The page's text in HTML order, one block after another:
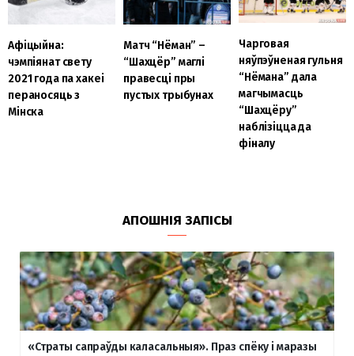
Афіцыйна:
чэмпіянат свету
2021 года па хакеі
пераносяць з
Мінска
Матч “Нёман” –
“Шахцёр” маглі
правесці пры
пустых трыбунах
Чарговая
няўпэўненая гульня
“Нёмана” дала
магчымасць
“Шахцёру”
наблізіцца да
фіналу
АПОШНІЯ ЗАПІСЫ
«Страты сапраўды каласальныя». Праз спёку і маразы